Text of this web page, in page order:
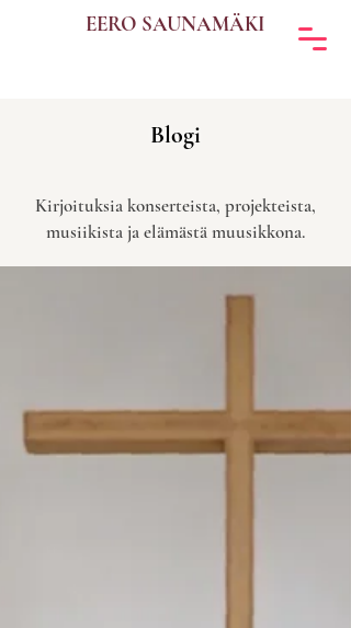
EERO SAUNAMÄKI
Blogi
Kirjoituksia konserteista, projekteista,
musiikista ja elämästä muusikkona.